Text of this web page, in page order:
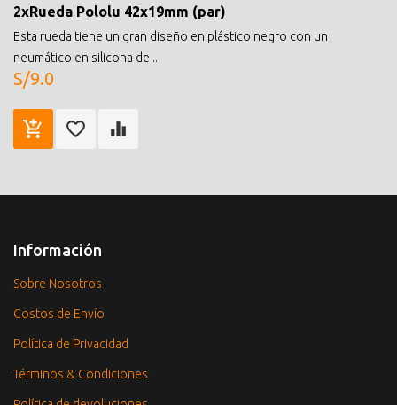
2xRueda Pololu 42x19mm (par)
Esta rueda tiene un gran diseño en plástico negro con un
neumático en silicona de ..
S/9.0
Información
Sobre Nosotros
Costos de Envío
Política de Privacidad
Términos & Condiciones